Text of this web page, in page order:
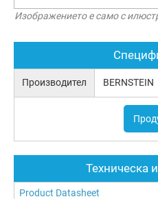
Изображението е само с
Производител BERNSTEIN
Техническа
Product Datasheet